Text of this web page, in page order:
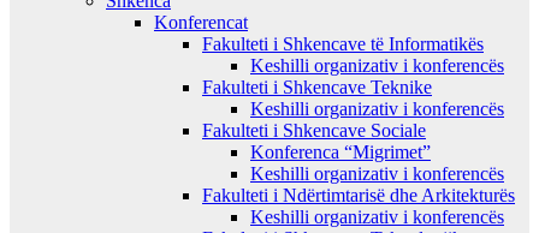
Konferencat
Fakulteti i Shkencave të Informatikës
Keshilli organizativ i konferencës
Fakulteti i Shkencave Teknike
Keshilli organizativ i konferencës
Fakulteti i Shkencave Sociale
Konferenca “Migrimet”
Keshilli organizativ i konferencës
Fakulteti i Ndërtimtarisë dhe Arkitekturës
Keshilli organizativ i konferencës